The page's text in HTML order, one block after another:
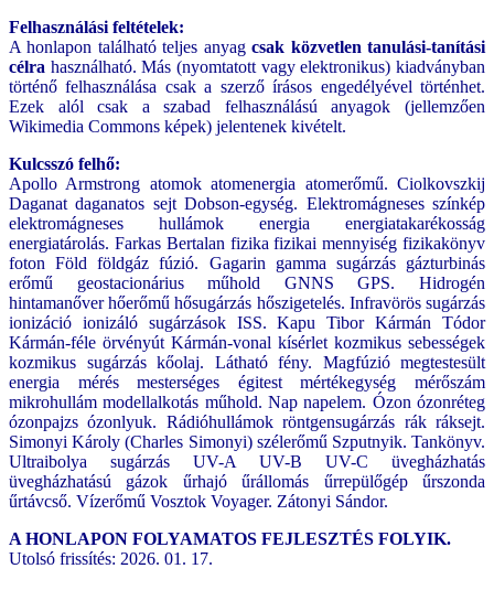
Felhasználási feltételek:
A honlapon található teljes anyagcsak közvetlen tanulási-tanítási
célra használható. Más (nyomtatott vagy elektronikus) kiadványban
történő felhasználása csak a szerző írásos engedélyével történhet.
Ezek alól csak a szabad felhasználású anyagok (jellemzően
Wikimedia Commons képek) jelentenek kivételt.
Kulcsszó felhő:
Apollo Armstrong atomok atomenergia atomerőmű. Ciolkovszkij
Daganat daganatos sejt Dobson-egység. Elektromágneses színkép
elektromágneses hullámok energia energiatakarékosság
energiatárolás. Farkas Bertalan fizika fizikai mennyiség fizikakönyv
foton Föld földgáz fúzió. Gagarin gamma sugárzás gázturbinás
erőmű geostacionárius műhold GNNS GPS. Hidrogén
hintamanőver hőerőmű hősugárzás hőszigetelés. Infravörös sugárzás
ionizáció ionizáló sugárzások ISS. Kapu Tibor Kármán Tódor
Kármán-féle örvényút Kármán-vonal kísérlet kozmikus sebességek
kozmikus sugárzás kőolaj. Látható fény. Magfúzió megtestesült
energia mérés mesterséges égitest mértékegység mérőszám
mikrohullám modellalkotás műhold. Nap napelem. Ózon ózonréteg
ózonpajzs ózonlyuk. Rádióhullámok röntgensugárzás rák ráksejt.
Simonyi Károly (Charles Simonyi) szélerőmű Szputnyik. Tankönyv.
Ultraibolya sugárzás UV-A UV-B UV-C üvegházhatás
üvegházhatású gázok űrhajó űrállomás űrrepülőgép űrszonda
űrtávcső. Vízerőmű Vosztok Voyager. Zátonyi Sándor.
A HONLAPON FOLYAMATOS FEJLESZTÉS FOLYIK.
Utolsó frissítés: 2026. 01. 17.